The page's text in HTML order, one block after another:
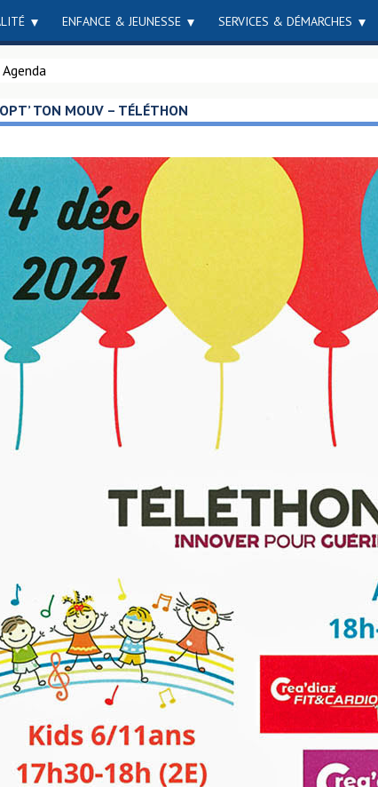
ENFANCE & JEUNESSE SERVICES & DÉMARCHES
Agenda
TON MOUV – TÉLÉTHON